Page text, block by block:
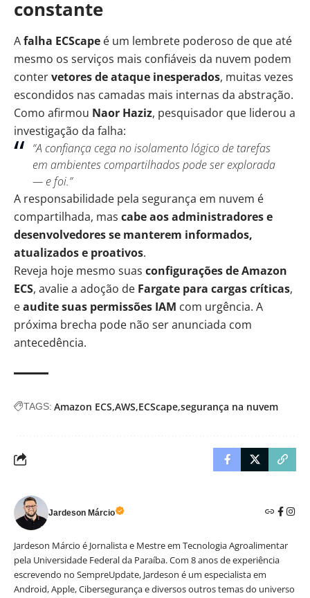
constante
Afalha ECScape é um lembrete poderoso de que até
mesmo os serviços mais confiáveis da nuvem podem
contervetores de ataque inesperados, muitas vezes
escondidos nas camadas mais internas da abstração.
Como afirmou Naor Haziz, pesquisador que liderou a
investigação da falha:
“A confiança cega no isolamento lógico de tarefas
em ambientes compartilhados pode ser explorada
— e foi.”
A responsabilidade pela segurança em nuvem é
compartilhada, mas cabe aos administradores e
desenvolvedores se manterem informados,
atualizados e proativos.
Reveja hoje mesmo suas configurações de Amazon
ECS, avalie a adoção de Fargate para cargas críticas,
eaudite suas permissões IAM com urgência. A
próxima brecha pode não ser anunciada com
antecedência.
TAGS: Amazon ECS AWS ECScape segurança na nuvem
Jardeson Márcio
Jardeson Márcio é Jornalista e Mestre em Tecnologia Agroalimentar
pela Universidade Federal da Paraíba. Com 8 anos de experiência
escrevendo no SempreUpdate, Jardeson é um especialista em
Android, Apple, Cibersegurança e diversos outros temas do universo